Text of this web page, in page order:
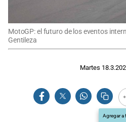
MotoGP: el futuro de los eventos
Gentileza
Martes
Agregar a